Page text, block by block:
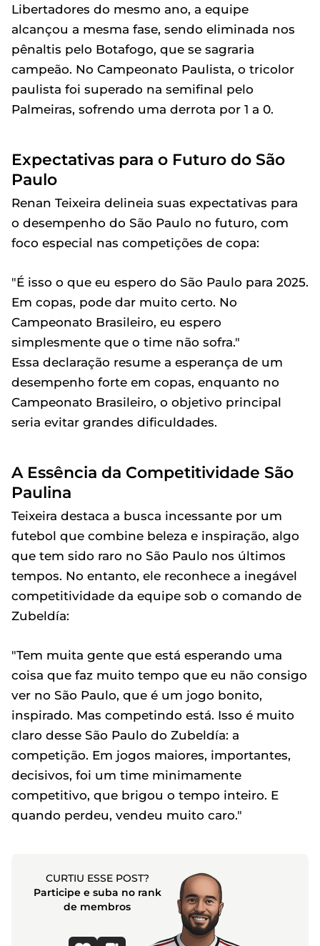
Libertadores do mesmo ano, a equipe
alcançou a mesma fase, sendo eliminada nos
pênaltis pelo Botafogo, que se sagraria
campeão. No Campeonato Paulista, o tricolor
paulista foi superado na semifinal pelo
Palmeiras, sofrendo uma derrota por 1 a 0.
Expectativas para o Futuro do São
Paulo
Renan Teixeira delineia suas expectativas para
o desempenho do São Paulo no futuro, com
foco especial nas competições de copa:
"É isso o que eu espero do São Paulo para 2025.
Em copas, pode dar muito certo. No
Campeonato Brasileiro, eu espero
simplesmente que o time não sofra."
Essa declaração resume a esperança de um
desempenho forte em copas, enquanto no
Campeonato Brasileiro, o objetivo principal
seria evitar grandes dificuldades.
A Essência da Competitividade São
Paulina
Teixeira destaca a busca incessante por um
futebol que combine beleza e inspiração, algo
que tem sido raro no São Paulo nos últimos
tempos. No entanto, ele reconhece a inegável
competitividade da equipe sob o comando de
Zubeldía:
"Tem muita gente que está esperando uma
coisa que faz muito tempo que eu não consigo
ver no São Paulo, que é um jogo bonito,
inspirado. Mas competindo está. Isso é muito
claro desse São Paulo do Zubeldía: a
competição. Em jogos maiores, importantes,
decisivos, foi um time minimamente
competitivo, que brigou o tempo inteiro. E
quando perdeu, vendeu muito caro."
CURTIU ESSE POST?
Participe e suba no rank
de membros